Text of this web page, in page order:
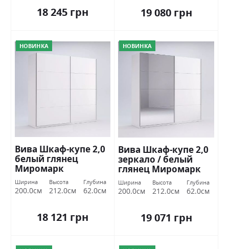
18 245 грн 19 080 грн
НОВИНКА
Вива Шкаф-купе 2,0
белый глянец
Миромарк
Ширина
200.0см
Высота
212.0см
Глубина
62.0см
18 121 грн
НОВИНКА
Вива Шкаф-купе 2,0
зеркало / белый
глянец Миромарк
Ширина
200.0см
Высота
212.0см
Глубина
62.0см
19 071 грн